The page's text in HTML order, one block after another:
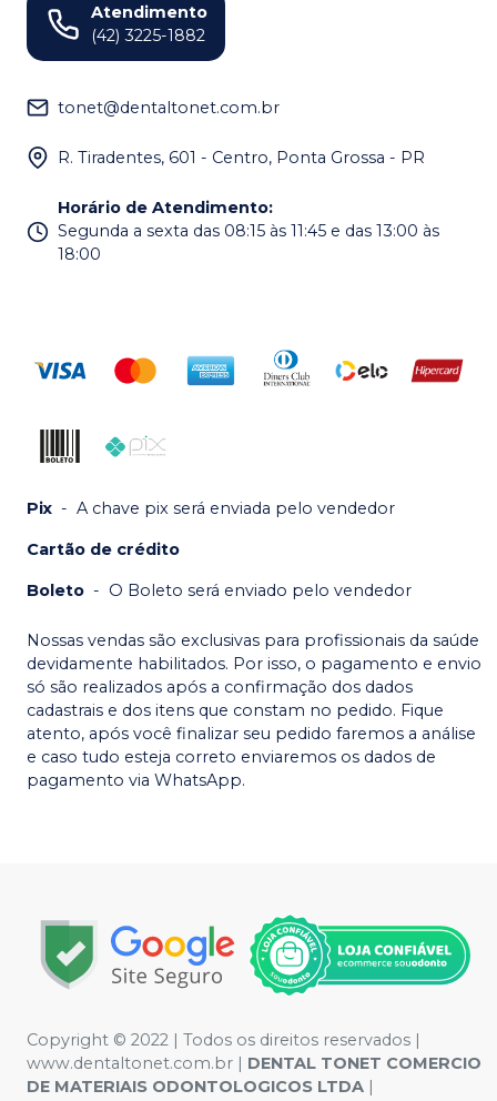
Atendimento
(42) 3225-1882
tonet@dentaltonet.com.br
R. Tiradentes, 601 - Centro, Ponta Grossa - PR
Horário de Atendimento:
Segunda a sexta das 08:15 às 11:45 e das 13:00 às
18:00
Pix - A chave pix será enviada pelo vendedor
Cartão de crédito
Boleto - O Boleto será enviado pelo vendedor
Nossas vendas são exclusivas para profissionais da saúde
devidamente habilitados. Por isso, o pagamento e envio
só são realizados após a confirmação dos dados
cadastrais e dos itens que constam no pedido. Fique
atento, após você finalizar seu pedido faremos a análise
e caso tudo esteja correto enviaremos os dados de
pagamento via WhatsApp.
Copyright © 2022 | Todos os direitos reservados |
www.dentaltonet.com.br | DENTAL TONET COMERCIO
DE MATERIAIS ODONTOLOGICOS LTDA |